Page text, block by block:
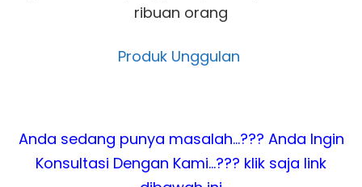
ribuan orang
Produk Unggulan
Anda sedang punya masalah…??? Anda Ingin
Konsultasi Dengan Kami…??? klik saja link